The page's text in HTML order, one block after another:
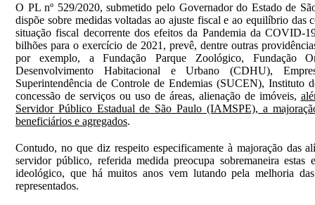
O PL nº 529/2020, submetido pelo Governador do Estado de
dispõe sobre medidas voltadas ao ajuste fiscal e ao equilíbrio das
situação fiscal decorrente dos efeitos da Pandemia da
bilhões para o exercício de 2021, prevê, dentre outras
por exemplo, a Fundação Parque Zoológico, Fundação
Desenvolvimento Habitacional e Urbano (CDHU),
Superintendência de Controle de Endemias (SUCEN),
concessão de serviços ou uso de áreas, alienação de imóveis,
Servidor Público Estadual de São Paulo (IAMSPE), a
beneficiários e agregados.
Contudo, no que diz respeito especificamente à majoração das
servidor público, referida medida preocupa sobremaneira
ideológico, que há muitos anos vem lutando pela melhoria
representados.